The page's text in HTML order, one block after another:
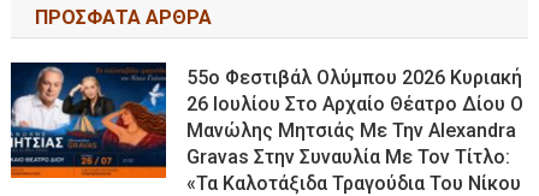
ΠΡΟΣΦΑΤΑ ΑΡΘΡΑ
55ο Φεστιβάλ Ολύμπου 2026 Κυριακή
26 Ιουλίου Στο Αρχαίο Θέατρο Δίου Ο
Μανώλης Μητσιάς Με Την Alexandra
Gravas Στην Συναυλία Με Τον Τίτλο:
«τα Καλοτάξιδα Τραγούδια Του Νίκου